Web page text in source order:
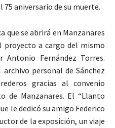
75 aniversario de su muerte.
que se abrirá en Manzanares
proyecto a cargo del mismo
Antonio Fernández Torres.
personal de Sánchez
gracias al convenio
de Manzanares. El “Llanto
le dedicó su amigo Federico
de la exposición, un viaje